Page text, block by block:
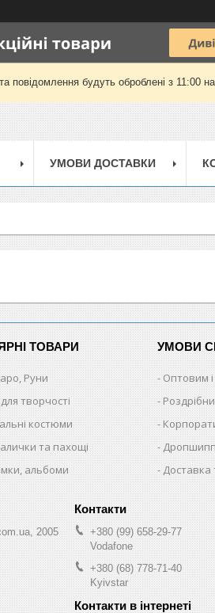
повідомлення будуть оброблені з 11:00
УМОВИ ДОСТАВКИ
ТОВАРИ
Руни
творчості
костюми
та пахощі
альбоми
УМОВИ
Оптовим і
Доставка
2005
+380 (99) 658-29-77
Vodafone
+380 (68) 778-71-40
Kyivstar